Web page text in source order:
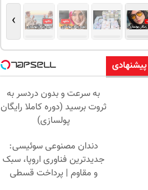
›
به سرعت و بدون دردسر به
ثروت برسید (دوره کاملا رایگان
پولسازی)
دندان مصنوعی سوئیسی:
جدیدترین فناوری اروپا، سبک
و مقاوم | پرداخت قسطی